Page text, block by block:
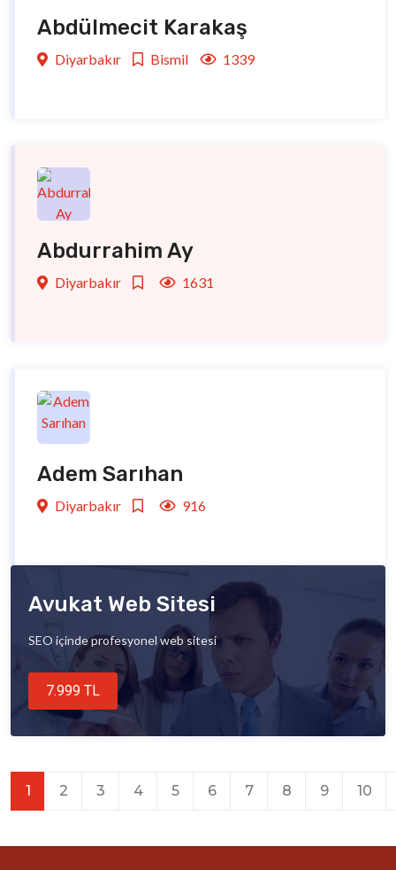
Abdülmecit Karakaş
Diyarbakır Bismil 1339
Abdurrahim Ay
Diyarbakır 1631
Adem Sarıhan
Diyarbakır 916
Avukat Web Sitesi
SEO içinde profesyonel web sitesi
7.999 TL
1 2 3 4 5 6 7 8 9 10